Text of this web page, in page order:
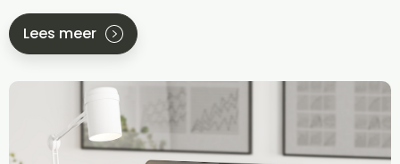
Lees meer